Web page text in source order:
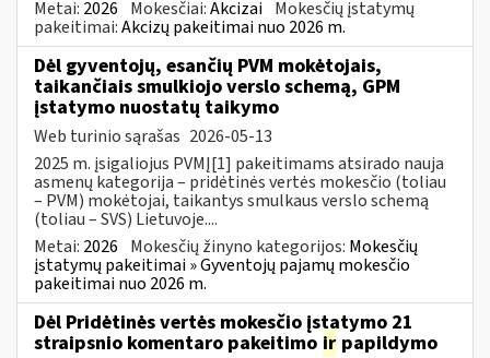
Metai: 2026 Mokesčiai:Akcizai Mokesčių įstatymų
pakeitimai:Akcizų pakeitimai nuo 2026 m.
Dėl gyventojų, esančių PVM mokėtojais,
taikančiais smulkiojo verslo schemą, GPM
įstatymo nuostatų taikymo
Web turinio sąrašas 2026-05-13
2025 m. įsigaliojus PVMĮ[1] pakeitimams atsirado nauja
asmenų kategorija – pridėtinės vertės mokesčio (toliau
– PVM) mokėtojai, taikantys smulkaus verslo schemą
(toliau – SVS) Lietuvoje....
Metai: 2026 Mokesčių žinyno kategorijos: Mokesčių
įstatymų pakeitimai » Gyventojų pajamų mokesčio
pakeitimai nuo 2026 m.
Dėl Pridėtinės vertės mokesčio įstatymo 21
straipsnio komentaro pakeitimo ir papildymo